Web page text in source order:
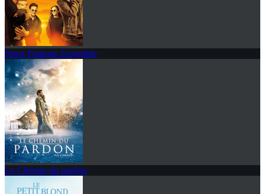
Nous Finirons Ensemble
Le Chemin du pardon